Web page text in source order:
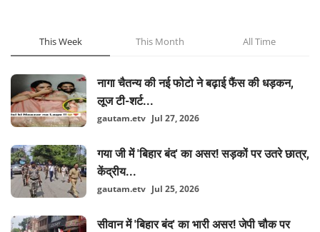
This Week This Month All Time
नागा चैतन्य की नई फोटो ने बढ़ाई फैंस की धड़कन,
लूज टी-शर्ट...
gautam.etv Jul 27, 2026
गया जी में 'बिहार बंद' का असर! सड़कों पर उतरे छात्र,
केंद्रीय...
gautam.etv Jul 25, 2026
सीवान में 'बिहार बंद' का भारी असर! जेपी चौक पर